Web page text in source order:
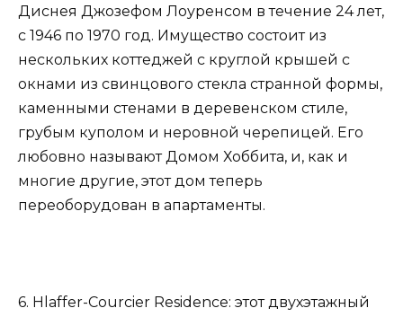
Диснея Джозефом Лоуренсом в течение 24 лет,
с 1946 по 1970 год. Имущество состоит из
нескольких коттеджей с круглой крышей с
окнами из свинцового стекла странной формы,
каменными стенами в деревенском стиле,
грубым куполом и неровной черепицей. Его
любовно называют Домом Хоббита, и, как и
многие другие, этот дом теперь
переоборудован в апартаменты.
6. Hlaffer-Courcier Residence: этот двухэтажный